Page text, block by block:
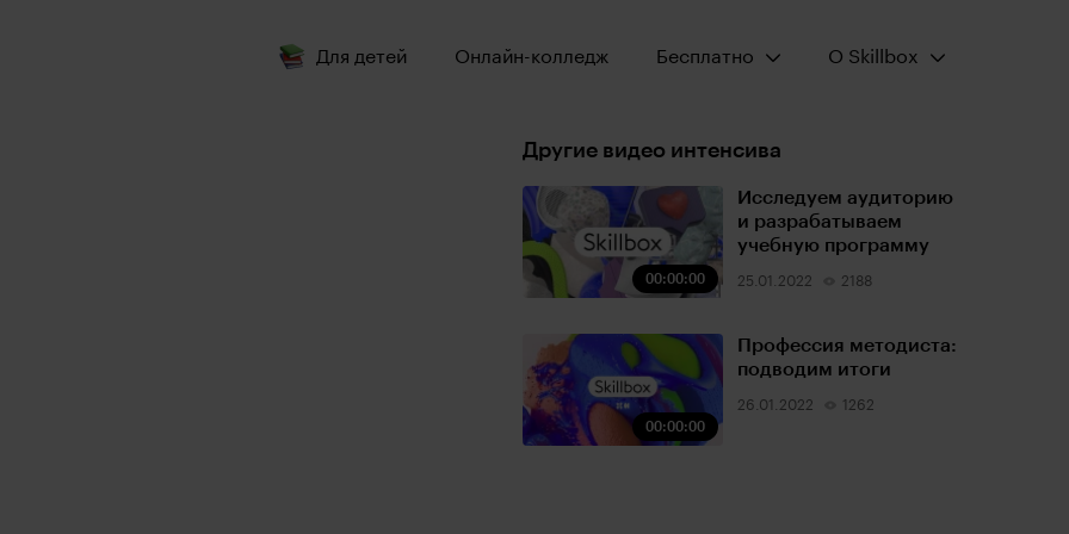
Для детей Онлайн-колледж Открыть меню:
Бесплатно Открыть меню:
О Skillbox
Другие видео интенсива
00:00:00
Исследуем аудиторию
и разрабатываем
учебную программу
25.01.2022 2188
00:00:00
Профессия методиста:
подводим итоги
26.01.2022 1262